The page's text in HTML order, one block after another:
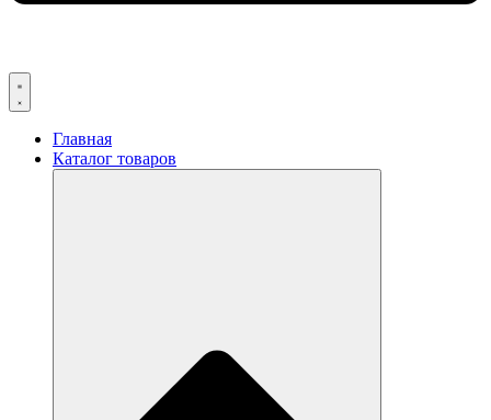
Главная
Каталог товаров